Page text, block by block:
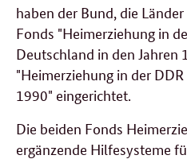
haben der Bund, die
Fonds "Heimerziehung in
Deutschland in den Jahren
"Heimerziehung in der
1990" eingerichtet.
Die beiden Fonds
ergänzende Hilfesysteme